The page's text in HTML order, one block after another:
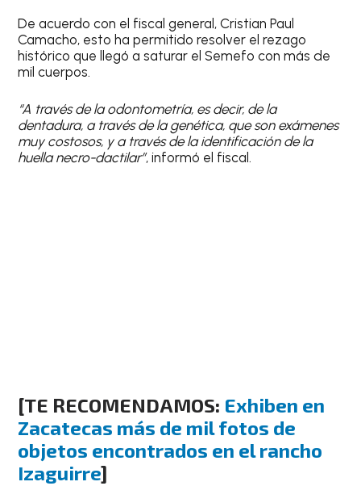
De acuerdo con el fiscal general, Cristian Paul
Camacho, esto ha permitido resolver el rezago
histórico que llegó a saturar el Semefo con más de
mil cuerpos.
“A través de la odontometría, es decir, de la
dentadura, a través de la genética, que son exámenes
muy costosos, y a través de la identificación de la
huella necro-dactilar”, informó el fiscal.
[TE RECOMENDAMOS: Exhiben en
Zacatecas más de mil fotos de
objetos encontrados en el rancho
Izaguirre]